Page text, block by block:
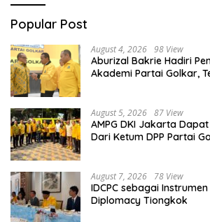
Popular Post
August 4, 2026 98 View
Aburizal Bakrie Hadiri
Akademi Partai Golkar,
August 5, 2026 87 View
AMPG DKI Jakarta
Dari Ketum DPP Partai
August 7, 2026 78 View
IDCPC sebagai
Diplomacy Tiongkok